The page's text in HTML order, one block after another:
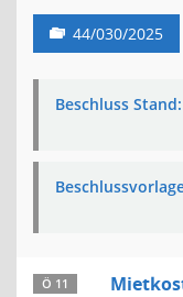
44/030/2025
Beschluss
Ö 11